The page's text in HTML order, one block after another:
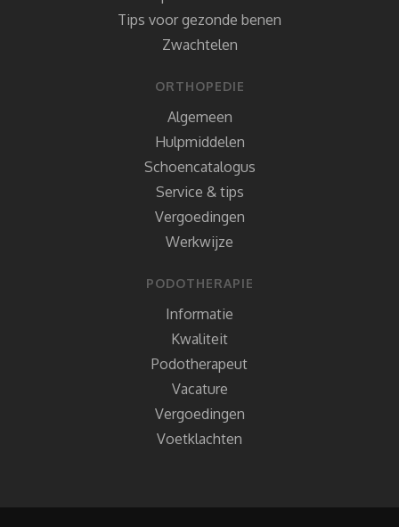
Tips voor gezonde benen
Zwachtelen
ORTHOPEDIE
Algemeen
Hulpmiddelen
Schoencatalogus
Service & tips
Vergoedingen
Werkwijze
PODOTHERAPIE
Informatie
Kwaliteit
Podotherapeut
Vacature
Vergoedingen
Voetklachten